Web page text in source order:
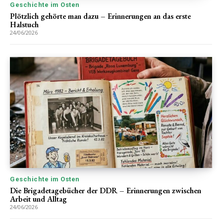
Geschichte im Osten
Plötzlich gehörte man dazu – Erinnerungen an das erste
Halstuch
24/06/2026
Geschichte im Osten
Die Brigadetagebücher der DDR – Erinnerungen zwischen
Arbeit und Alltag
24/06/2026